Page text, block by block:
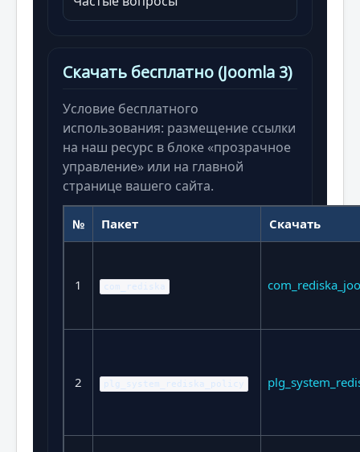
Скачать бесплатно (Joomla 3)
Условие бесплатного
использования: размещение ссылки
на наш ресурс в блоке «прозрачное
управление» или на главной
странице вашего сайта.
№ Пакет Скачать
1 com_rediska
2 plg_system_rediska_policy